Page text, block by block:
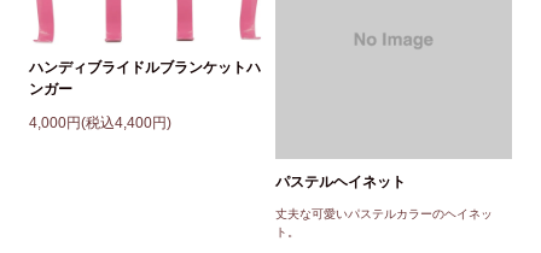
ハンディブライドルブランケットハ
ンガー
4,000円(税込4,400円)
パステルヘイネット
丈夫な可愛いパステルカラーのヘイネッ
ト。